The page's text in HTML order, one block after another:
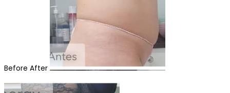
Before After